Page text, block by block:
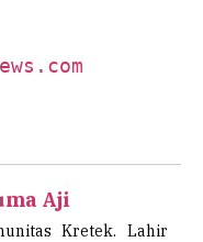
Aji
Kretek. Lahir